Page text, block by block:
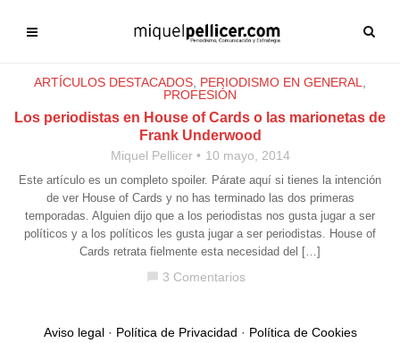
ARTÍCULOS DESTACADOS PERIODISMO EN GENERAL
PROFESIÓN
Los periodistas en House of Cards o las marionetas de
Frank Underwood
Miquel Pellicer 10 mayo, 2014
Este artículo es un completo spoiler. Párate aquí si tienes la intención
de ver House of Cards y no has terminado las dos primeras
temporadas. Alguien dijo que a los periodistas nos gusta jugar a ser
políticos y a los políticos les gusta jugar a ser periodistas. House of
Cards retrata fielmente esta necesidad del […]
chat_bubble 3 Comentarios
Aviso legal· Política de Privacidad · Política de Cookies